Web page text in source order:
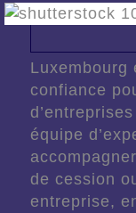
Luxembourg
confiance
équipe
de cession
entreprise,